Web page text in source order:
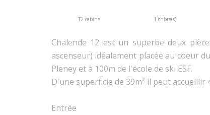
T2 cabine 1 chbre(s)
Chalende 12 est un superbe deux
ascenseur) idéalement placée au coeur
Pleney et à 100m de l'école de ski ESF.
D'une superficie de 39m² il peut
Entrée